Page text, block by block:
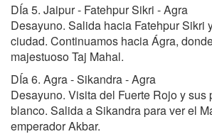
DÍa 5. Jaipur - Fatehpur Sikri - Agra
Desayuno. Salida hacia Fatehpur Sikri
ciudad. Continuamos hacia Ágra,
majestuoso Taj Mahal.
DÍa 6. Agra - Sikandra - Agra
Desayuno. Visita del Fuerte Rojo y sus
blanco. Salida a Sikandra para ver el
emperador Akbar.